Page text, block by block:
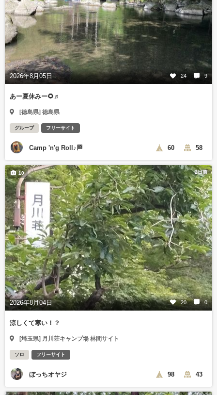
2026年8月05日 24 9
あー夏休みー🌻♬
[徳島県] 徳島県
グループ フリーサイト
Camp 'n'g Roll♪🏁 60 58
2日前
2026年8月04日 20 0
10
涼しくて寒い！？
[埼玉県] 月川荘キャンプ場 林間サイト
ソロ フリーサイト
ぼっちオヤジ 98 43